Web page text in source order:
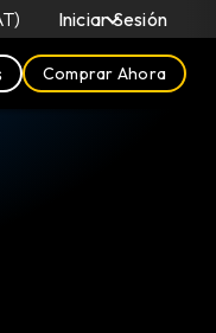
Iniciar Sesión
Comprar Ahora